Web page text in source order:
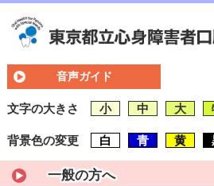
音声ガイド
文字の大きさ 小 中 大
背景色の変更 白 青 黄
一般の方へ